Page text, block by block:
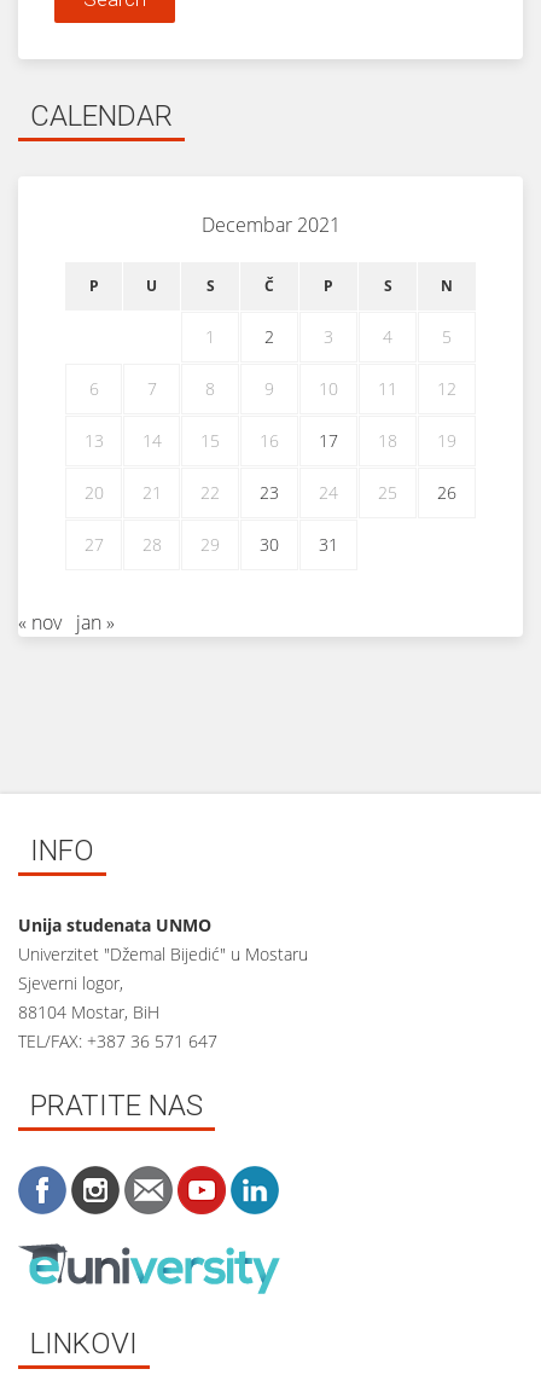
CALENDAR
Decembar 2021
P U S Č P S N
1 2 3 4 5
6 7 8 9 10 11 12
13 14 15 16 17 18 19
20 21 22 23 24 25 26
27 28 29 30 31
« nov jan »
INFO
Unija studenata UNMO
Univerzitet "Džemal Bijedić" u Mostaru
Sjeverni logor,
88104 Mostar, BiH
TEL/FAX: +387 36 571 647
PRATITE NAS
LINKOVI